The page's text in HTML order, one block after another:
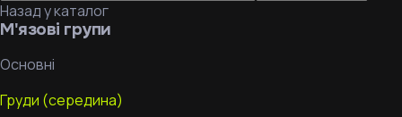
Назад у каталог
М'язові групи
Основні
Груди (середина)